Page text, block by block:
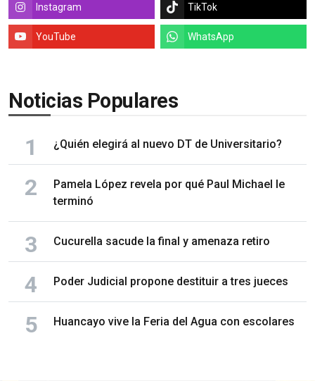
Instagram TikTok
YouTube WhatsApp
Noticias Populares
¿Quién elegirá al nuevo DT de Universitario?
Pamela López revela por qué Paul Michael le
terminó
Cucurella sacude la final y amenaza retiro
Poder Judicial propone destituir a tres jueces
Huancayo vive la Feria del Agua con escolares